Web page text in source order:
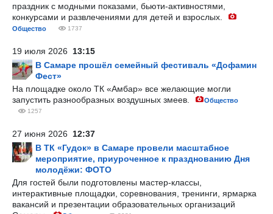
праздник с модными показами, бьюти-активностями,
конкурсами и развлечениями для детей и взрослых.
Общество 1737
19 июля 2026 13:15
В Самаре прошёл семейный фестиваль «Дофамин
Фест»
На площадке около ТК «Амбар» все желающие могли
запустить разнообразных воздушных змеев.
Общество
1257
27 июня 2026 12:37
В ТК «Гудок» в Самаре провели масштабное
мероприятие, приуроченное к празднованию Дня
молодёжи: ФОТО
Для гостей были подготовлены мастер-классы,
интерактивные площадки, соревнования, тренинги, ярмарка
вакансий и презентации образовательных организаций